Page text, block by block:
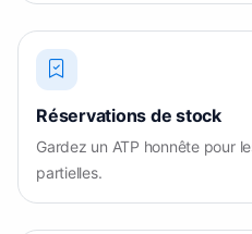
Réservations de stock
Gardez un ATP honnête pour
partielles.